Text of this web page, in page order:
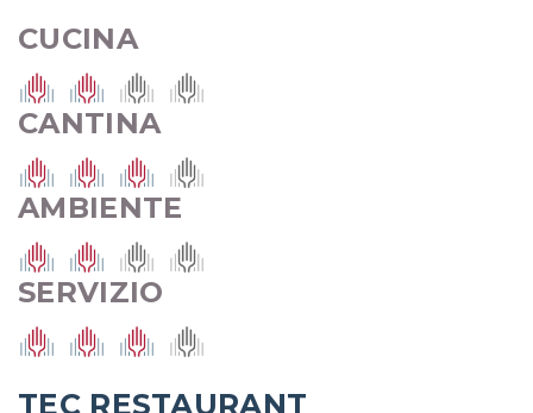
CUCINA
CANTINA
AMBIENTE
SERVIZIO
TEC RESTAURANT